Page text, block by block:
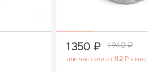
1 350 ₽ 1 940₽
или частями от112 ₽ в мес.